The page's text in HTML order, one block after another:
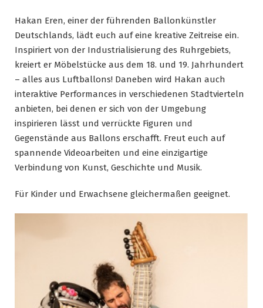
Hakan Eren, einer der führenden Ballonkünstler
Deutschlands, lädt euch auf eine kreative Zeitreise ein.
Inspiriert von der Industrialisierung des Ruhrgebiets,
kreiert er Möbelstücke aus dem 18. und 19. Jahrhundert
– alles aus Luftballons! Daneben wird Hakan auch
interaktive Performances in verschiedenen Stadtvierteln
anbieten, bei denen er sich von der Umgebung
inspirieren lässt und verrückte Figuren und
Gegenstände aus Ballons erschafft. Freut euch auf
spannende Videoarbeiten und eine einzigartige
Verbindung von Kunst, Geschichte und Musik.
Für Kinder und Erwachsene gleichermaßen geeignet.